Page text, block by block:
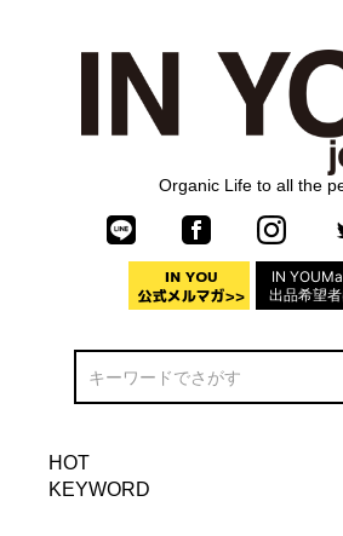
Organic Life to all the
IN
出品希望
HOT
KEYWORD